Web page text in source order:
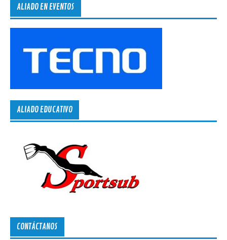
ALIADO EN EVENTOS
ALIADO EDUCATIVO
CONTÁCTANOS